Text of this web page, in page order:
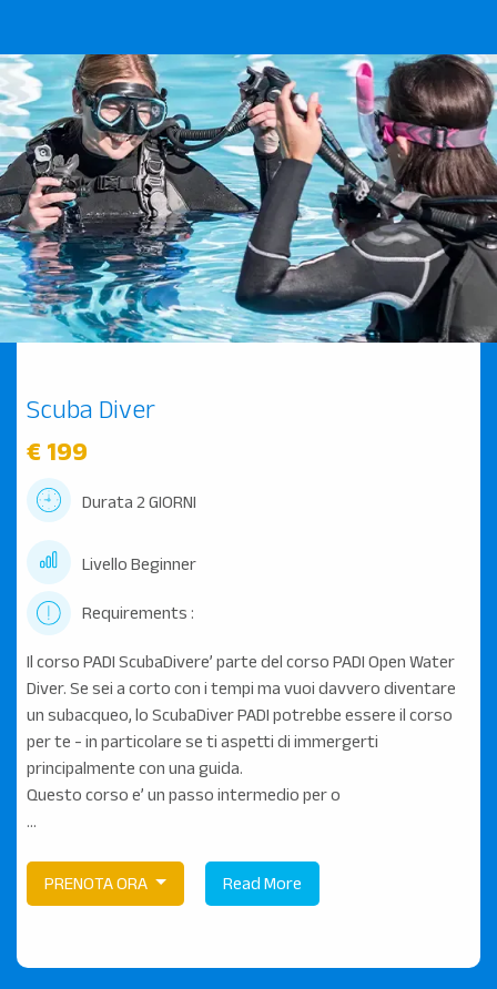
Scuba Diver
€ 199
Durata 2 GIORNI
Livello Beginner
Requirements :
Il corso PADI ScubaDivere’ parte del corso PADI Open Water
Diver. Se sei a corto con i tempi ma vuoi davvero diventare
un subacqueo, lo ScubaDiver PADI potrebbe essere il corso
per te - in particolare se ti aspetti di immergerti
principalmente con una guida.
Questo corso e’ un passo intermedio per o
...
PRENOTA ORA Read More